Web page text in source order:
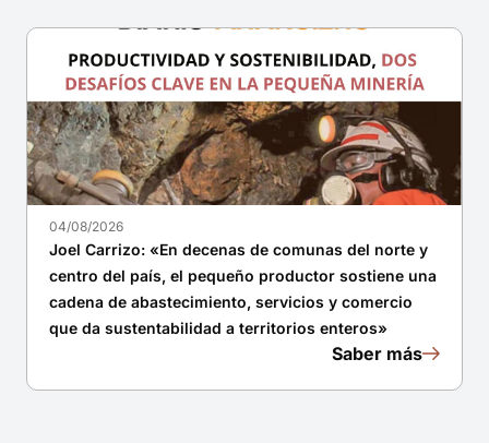
04/08/2026
Joel Carrizo: «En decenas de comunas del norte y
centro del país, el pequeño productor sostiene una
cadena de abastecimiento, servicios y comercio
que da sustentabilidad a territorios enteros»
Saber más